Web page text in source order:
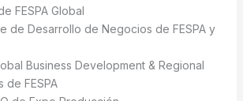
FESPA Global
de Desarrollo de Negocios de FESPA y
Business Development & Regional
de FESPA